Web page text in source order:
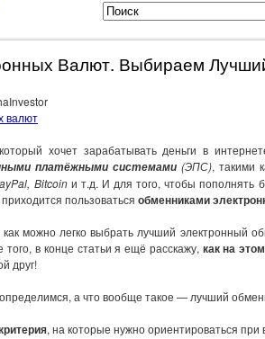
ЗОЖ
Валют. Выбираем
хочет зарабатывать деньги в
платёжными системами (ЭПС), такими
Bitcoinи т.д. И для того, чтобы пополнять
пользоваться обменниками
как можно легко выбрать лучший электронный
в конце статьи я ещё расскажу, как на
друг!
а что вообще такое — лучший
, на которые нужно ориентироваться